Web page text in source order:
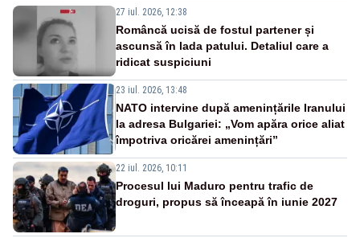
27 iul. 2026, 12:38
Româncă ucisă de fostul partener și
ascunsă în lada patului. Detaliul care a
ridicat suspiciuni
23 iul. 2026, 13:48
NATO intervine după amenințările Iranului
la adresa Bulgariei: „Vom apăra orice aliat
împotriva oricărei amenințări”
22 iul. 2026, 10:11
Procesul lui Maduro pentru trafic de
droguri, propus să înceapă în iunie 2027